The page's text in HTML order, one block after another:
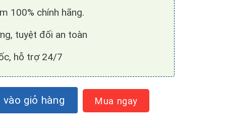
100% chính hãng.
tuyệt đối an toàn
hỗ trợ 24/7
số lượng
vào giỏ hàng Mua ngay